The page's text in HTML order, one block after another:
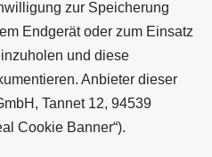
zur Speicherung
Endgerät oder zum Einsatz
und diese
Anbieter dieser
Tannet 12, 94539
Cookie Banner“).